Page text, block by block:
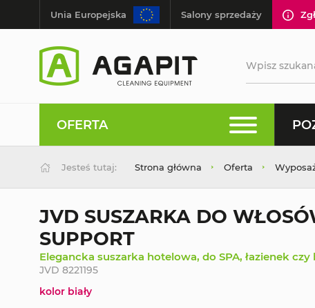
Unia Europejska Salony sprzedaży
OFERTA
Jesteś tutaj: Strona główna Oferta
JVD SUSZARKA DO
SUPPORT
Elegancka suszarka hotelowa, do SPA, łazienek
JVD 8221195
kolor biały